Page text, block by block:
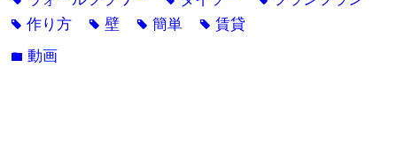
tag作り方 tag壁 tag簡単 tag賃貸
folder動画